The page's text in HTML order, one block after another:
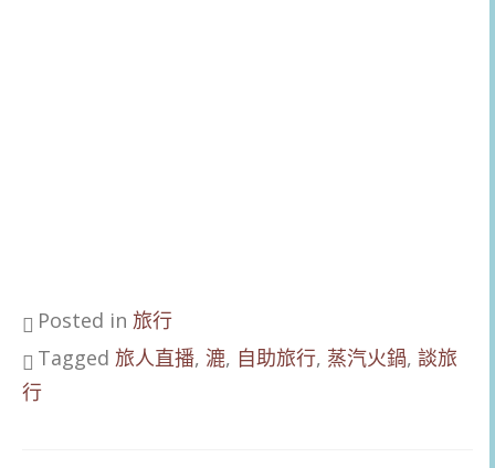
Posted in 旅行
Tagged 旅人直播, 漉, 自助旅行, 蒸汽火鍋, 談旅
行